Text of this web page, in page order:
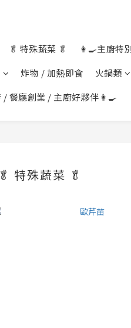
🥬 特殊蔬菜 🥬 👩‍🍳主廚特
炸物 / 加熱即食 火鍋類
/ 餐廳創業 / 主廚好夥伴👩‍🍳
🥬 特殊蔬菜 🥬